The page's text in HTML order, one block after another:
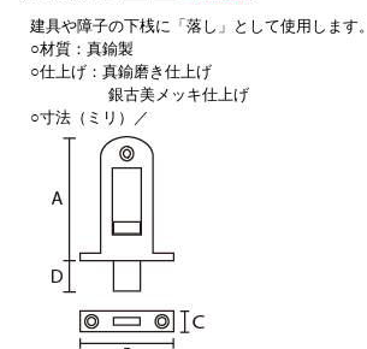
建具や障子の下桟に「落し」として使用します。
○材質：真鍮製
○仕上げ：真鍮磨き仕上げ
銀古美メッキ仕上げ
○寸法（ミリ）／